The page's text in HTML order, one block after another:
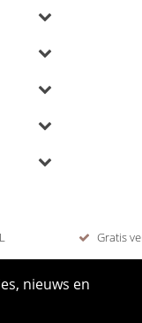
Gratis
nieuws en